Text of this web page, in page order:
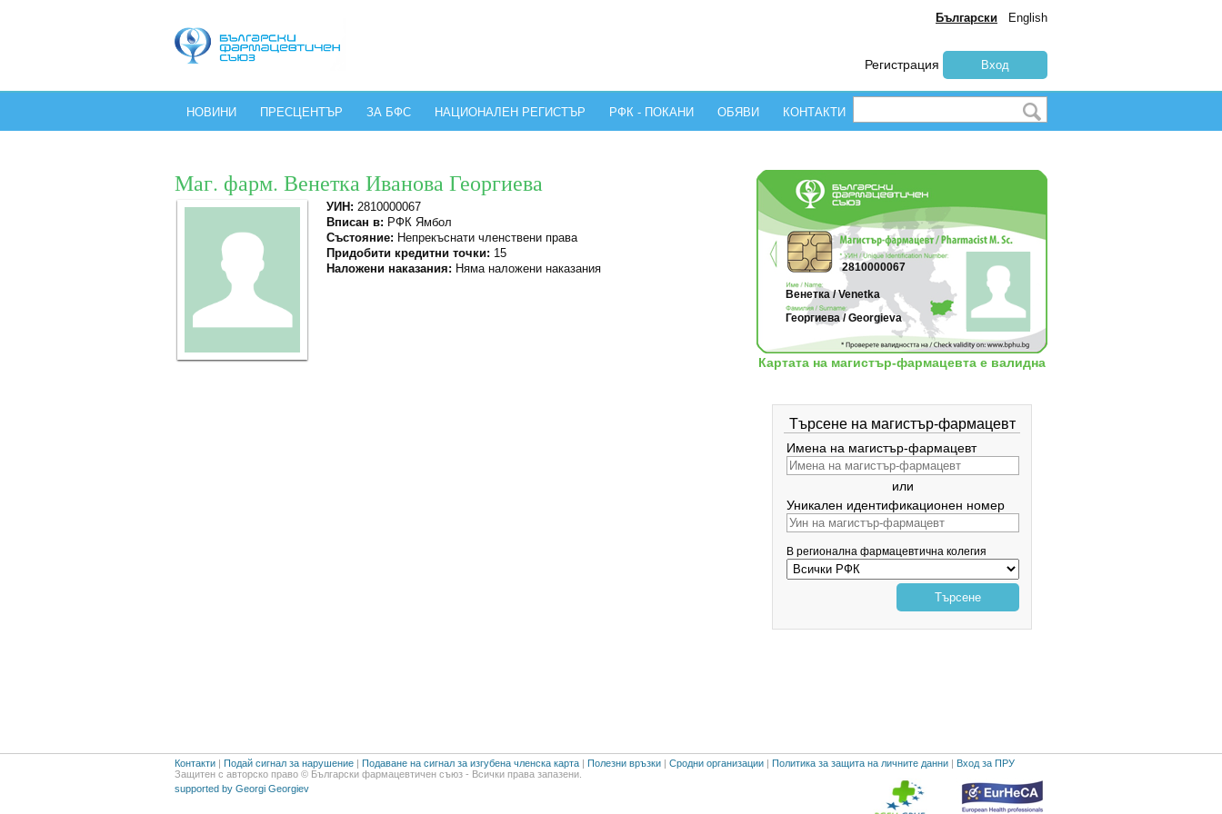
Български English
Регистрация Вход
НОВИНИ ПРЕСЦЕНТЪР ЗА БФС НАЦИОНАЛЕН РЕГИСТЪР РФК - ПОКАНИ ОБЯВИ КОНТАКТИ
Маг. фарм. Венетка Иванова Георгиева
УИН: 2810000067
Вписан в: РФК Ямбол
Състояние: Непрекъснати членствени права
Придобити кредитни точки: 15
Наложени наказания: Няма наложени наказания 2810000067
Венетка / Venetka
Георгиева / Georgieva
Картата на магистър-фармацевта е валидна
Търсене на магистър-фармацевт
Имена на магистър-фармацевт
или
Уникален идентификационен номер
В регионална фармацевтична колегия
Търсене
Контакти | Подай сигнал за нарушение | Подаване на сигнал за изгубена членска карта | Полезни връзки | Сродни организации | Политика за защита на личните данни | Вход за ПРУ
Защитен с авторско право © Български фармацевтичен съюз - Всички права запазени.
supported by Georgi Georgiev